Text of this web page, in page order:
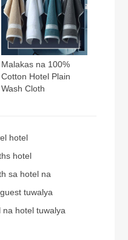
Malakas na 100%
Cotton Hotel Plain
Wash Cloth
hotel
hotel
sa hotel na
tuwalya
na hotel tuwalya